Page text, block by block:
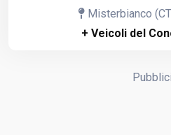
Misterbianco
+ Veicoli del